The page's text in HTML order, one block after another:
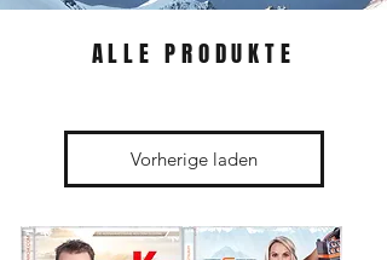
ALLE PRODUKTE
Vorherige laden